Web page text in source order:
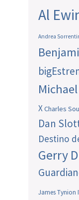
Al
Andrea
XCharles
Dan
Destino
Gerry
James Tynion